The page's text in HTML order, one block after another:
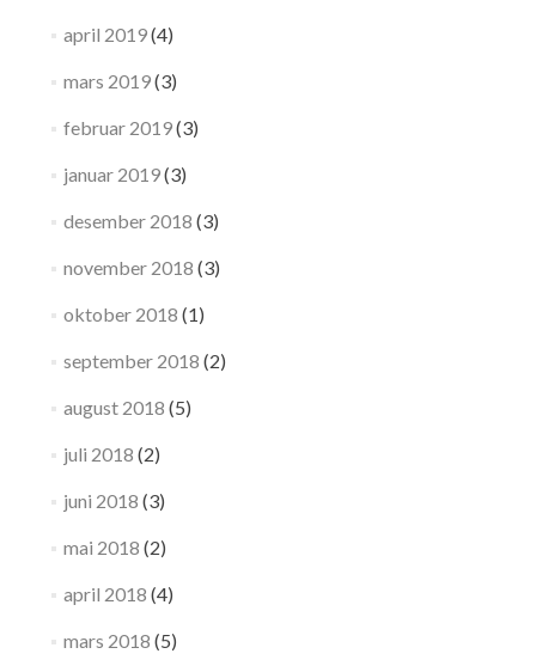
april 2019(4)
mars 2019(3)
februar 2019(3)
januar 2019(3)
desember 2018 (3)
november 2018 (3)
oktober 2018 (1)
september 2018 (2)
august 2018 (5)
juli 2018 (2)
juni 2018 (3)
mai 2018 (2)
april 2018 (4)
mars 2018 (5)